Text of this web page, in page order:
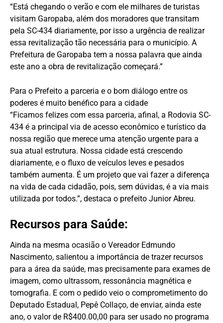
“Está chegando o verão e com ele milhares de turistas
visitam Garopaba, além dos moradores que transitam
pela SC-434 diariamente, por isso a urgência de realizar
essa revitalização tão necessária para o município. A
Prefeitura de Garopaba tem a nossa palavra que ainda
este ano a obra de revitalização começará.”
Para o Prefeito a parceria e o bom diálogo entre os
poderes é muito benéfico para a cidade
“Ficamos felizes com essa parceria, afinal, a Rodovia SC-
434 é a principal via de acesso econômico e turístico da
nossa região que merece uma atenção urgente para a
sua atual estrutura. Nossa cidade está crescendo
diariamente, e o fluxo de veículos leves e pesados
também aumenta. É um projeto que vai fazer a diferença
na vida de cada cidadão, pois, sem dúvidas, é a via mais
utilizada por todos.”, destaca o prefeito Junior Abreu.
Recursos para Saúde:
Ainda na mesma ocasião o Vereador Edmundo
Nascimento, salientou a importância de trazer recursos
para a área da saúde, mas precisamente para exames de
imagem, como ultrassom, ressonância magnética e
tomografia. E com o pedido veio o comprometimento do
Deputado Estadual, Pepê Collaço, de enviar, ainda este
ano, o valor de R$400.00,00 para ser usado no programa